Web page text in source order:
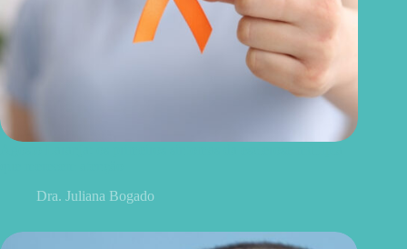
Dra. Juliana Bogado